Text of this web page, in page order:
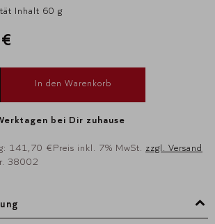
Inhalt 60 g
In den Warenkorb
bei Dir zuhause
141,70 €Preis inkl. 7% MwSt. zzgl. Versand
38002